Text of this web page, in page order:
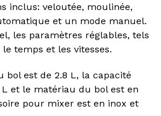
inclus: veloutée, moulinée,
et un mode manuel.
les paramètres réglables, tels
temps et les vitesses.
bol est de 2.8 L, la capacité
et le matériau du bol est en
pour mixer est en inox et